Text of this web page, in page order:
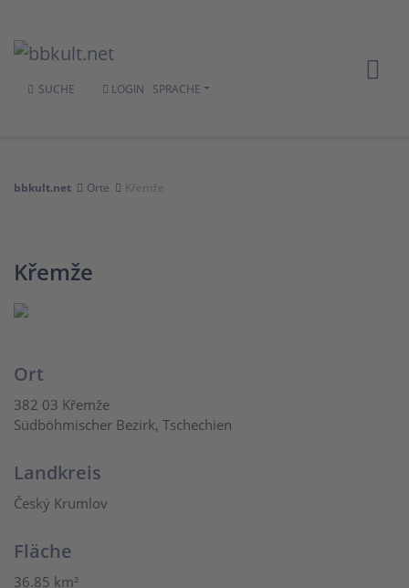
SUCHE LOGIN SPRACHE
bbkult.net Orte Křemže
Křemže
Ort
382 03 Křemže
Südböhmischer Bezirk, Tschechien
Landkreis
Český Krumlov
Fläche
36.85 km²